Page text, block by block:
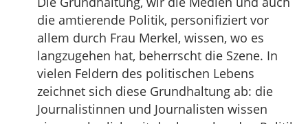
die amtierende Politik, personifiziert vor
allem durch Frau Merkel, wissen, wo es
langzugehen hat, beherrscht die Szene. In
vielen Feldern des politischen Lebens
zeichnet sich diese Grundhaltung ab: die
Journalistinnen und Journalisten wissen